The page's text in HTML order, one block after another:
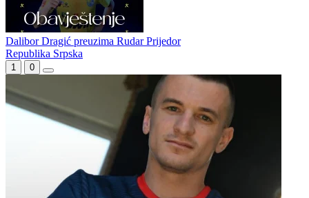
Ognjen Milanović ponovo u Rudaru
Kecman poveo Rudar u novu sezonu